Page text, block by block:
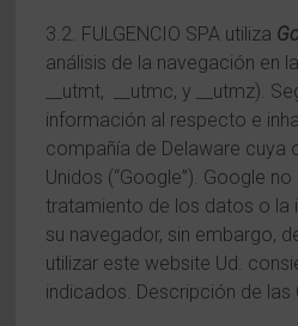
3.2. FULGENCIO SPA utiliza
análisis de la navegación en
__utmt, __utmc, y __utmz).
información al respecto e
compañía de Delaware cuya
Unidos (“Google”). Google
tratamiento de los datos o la
su navegador, sin embargo,
utilizar este website Ud.
indicados. Descripción de las